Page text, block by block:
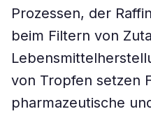
Prozessen, der
beim Filtern von
von Tropfen setzen
pharmazeutische